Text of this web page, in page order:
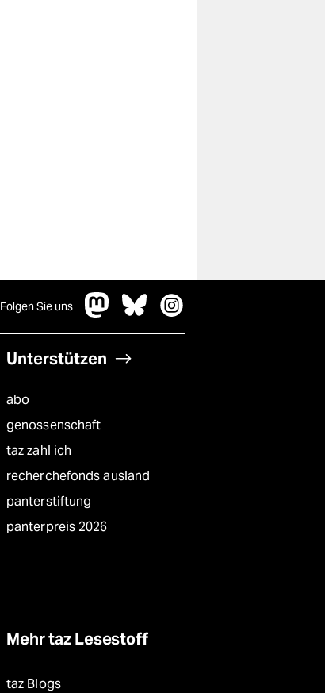
Folgen Sie uns
Unterstützen
abo
genossenschaft
taz zahl ich
recherchefonds ausland
panterstiftung
panterpreis 2026
Mehr taz Lesestoff
taz Blogs